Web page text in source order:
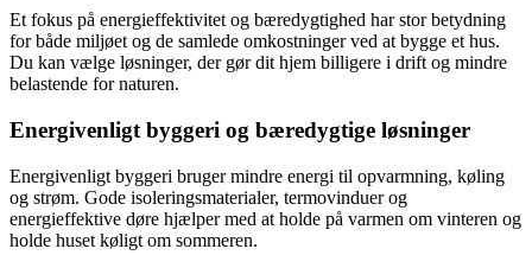
Et fokus på energieffektivitet og bæredygtighed har stor betydning
for både miljøet og de samlede omkostninger ved at bygge et hus.
Du kan vælge løsninger, der gør dit hjem billigere i drift og mindre
belastende for naturen.
Energivenligt byggeri og bæredygtige løsninger
Energivenligt byggeri bruger mindre energi til opvarmning, køling
og strøm. Gode isoleringsmaterialer, termovinduer og
energieffektive døre hjælper med at holde på varmen om vinteren og
holde huset køligt om sommeren.